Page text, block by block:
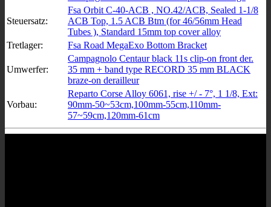
Steuersatz:
Fsa Orbit C-40-ACB , NO.42/ACB, Sealed 1-1/8
ACB Top, 1.5 ACB Btm (for 46/56mm Head
Tubes ), Standard 15mm top cover alloy
Tretlager:
Fsa Road MegaExo Bottom Bracket
Umwerfer:
Campagnolo Centaur black 11s clip-on front der.
35 mm + band type RECORD 35 mm BLACK
braze-on derailleur
Vorbau:
Reparto Corse Alloy 6061, rise +/ - 7°, 1 1/8, Ext:
90mm-50~53cm,100mm-55cm,110mm-
57~59cm,120mm-61cm